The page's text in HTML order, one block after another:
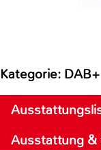
Kategorie:
Ausstattung &